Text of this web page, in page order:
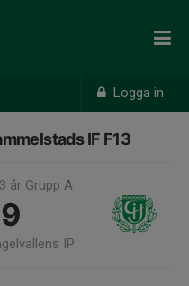
Logga in
IF F13
år Grupp A
IP